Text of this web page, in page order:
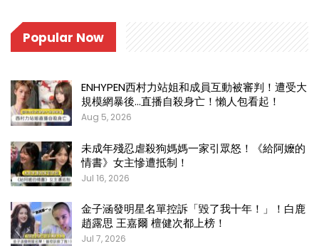
Popular Now
ENHYPEN西村力站姐和成員互動被審判！遭受大
規模網暴後…直播自殺身亡！懶人包看起！
Aug 5, 2026
未成年殘忍虐殺狗媽媽一家引眾怒！《給阿嬤的
情書》女主慘遭抵制！
Jul 16, 2026
金子涵發明星名單控訴「毀了我十年！」！白鹿
趙露思 王嘉爾 檀健次都上榜！
Jul 7, 2026